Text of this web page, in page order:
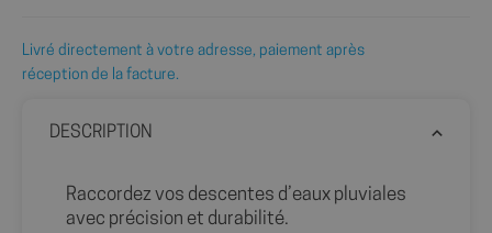
Livré directement à votre adresse, paiement après
réception de la facture.
DESCRIPTION
Raccordez vos descentes d’eaux pluviales
avec précision et durabilité.